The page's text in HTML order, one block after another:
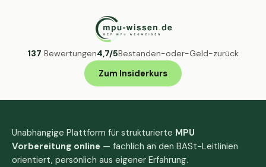
137 Bewertungen4,7/5Bestanden-oder-Geld-zurück
Zum Insiderkurs
Unabhängige Plattform für strukturierte MPU
Vorbereitung online — fachlich an den BASt-Leitlinien
orientiert, persönlich aus eigener Erfahrung.